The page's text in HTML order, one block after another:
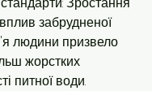
забрудненої
людини призвело
жорстких
питної води.